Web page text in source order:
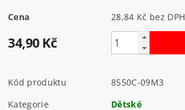
Cena 28,84 Kč bez DPH
34,90 Kč
Kód produktu
8550C-09M3
Kategorie
Dětské